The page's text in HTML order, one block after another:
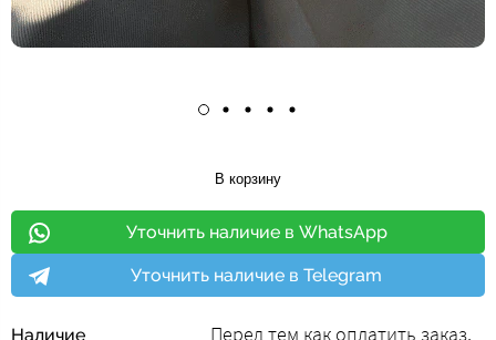
В корзину
Уточнить наличие в WhatsApp
Уточнить наличие в Telegram
Наличие
Перед тем как оплатить заказ,